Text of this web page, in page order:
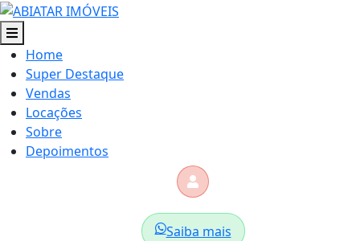
Home
Super Destaque
Vendas
Locações
Sobre
Depoimentos
Saiba mais